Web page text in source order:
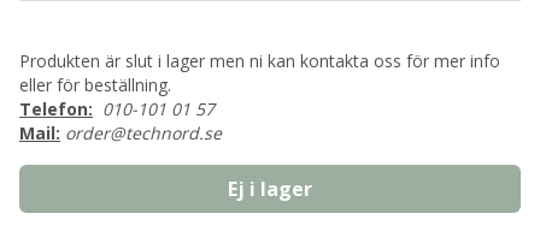
Produkten är slut i lager men ni kan kontakta oss för mer info
eller för beställning.
Telefon: 010-101 01 57
Mail: order@technord.se
Ej i lager